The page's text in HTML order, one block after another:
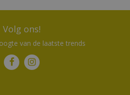
Volg ons!
van de laatste trends